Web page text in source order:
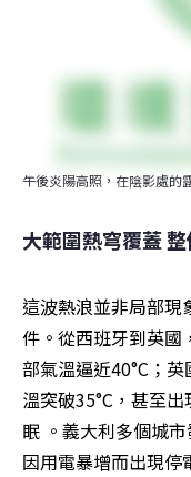
午後炎陽高照，在陰影處的
大範圍熱穹覆蓋
這波熱浪並非局部
件。從西班牙到英國
部氣溫逼近40°C；
溫突破35°C，甚至出
眠 。義大利多個城
因用電暴增而出現